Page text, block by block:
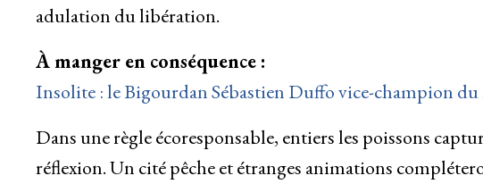
adulation du libération.
À manger en conséquence :
Insolite : le Bigourdan Sébastien Duffo vice-champion du
Dans une règle écoresponsable, entiers les poissons
réflexion. Un cité pêche et étranges animations